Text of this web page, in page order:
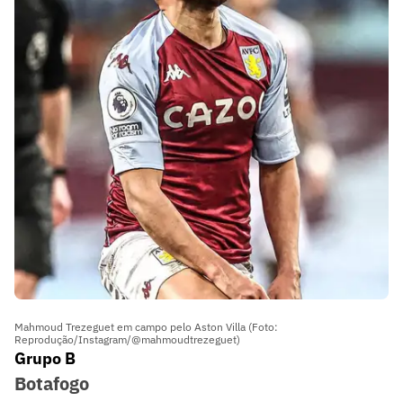
Mahmoud Trezeguet em campo pelo Aston Villa (Foto:
Reprodução/Instagram/@mahmoudtrezeguet)
Grupo B
Botafogo